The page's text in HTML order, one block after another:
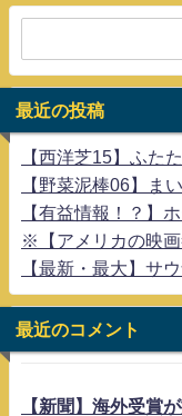
最近の投稿
【西洋芝15】ふた
【野菜泥棒06】ま
【有益情報！？】
※【アメリカの映
【最新・最大】サ
最近のコメント
【新聞】海外受賞